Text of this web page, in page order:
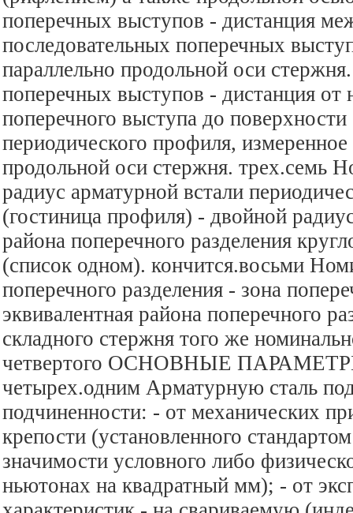
поперечных выступов - дистанция
последовательных поперечных
параллельно продольной оси
поперечных выступов - дистанция
поперечного выступа до
периодического профиля,
продольной оси стержня. трех.семь
радиус арматурной встали
(гостиница профиля) - двойной
района поперечного разделения
(список одном). кончится.восьми
поперечного разделения - зона
эквивалентная района поперечного
складного стержня того же
четвертого ОСНОВНЫЕ
четырех.одним Арматурную сталь
подчиненности: - от механических
крепости (установленного
значимости условного либо
ньютонах на квадратный мм); - от